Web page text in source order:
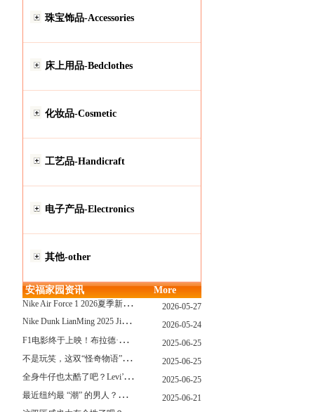
珠宝饰品-Accessories
床上用品-Bedclothes
化妆品-Cosmetic
工艺品-Handicraft
电子产品-Electronics
其他-other
安福家园资讯 More
N
ike Air Force 1 2026夏季新配色惊艳登场！经典鞋型焕发新生！ 2026-05-27
N
ike Dunk LianMing 2025 JingDian XieXing ZaiCi HuiGui 2026-05-24
F
1电影终于上映！布拉德·皮特与汤姆·克鲁斯，时隔31年红毯重逢！ 2025-06-25
不
是玩笑，这双“怪奇物语” x Nike Dunk 本该6年前就发售！ 2025-06-25
全
身牛仔也太酷了吧？Levi’s x Nike 联名三件套来了！ 2025-06-25
最
近纽约最 “潮” 的男人？布拉德·皮特这波时髦变身有点猛 2025-06-21